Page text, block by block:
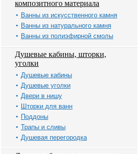
композитного материала
Ванны из искусственного камня
Ванны из натурального камня
Ванны из полиэфирной смолы
Душевые кабины, шторки,
уголки
Душевые кабины
Душевые уголки
Двери в нишу
Шторки для ванн
Поддоны
Трапы и сливы
Душевая перегородка